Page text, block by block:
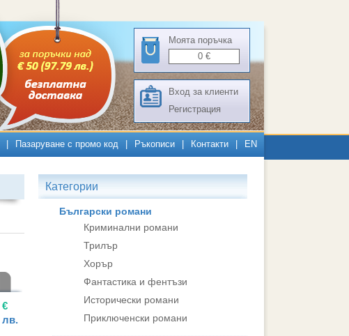
Моята поръчка
0 €
Вход за клиенти
Регистрация
Пазаруване с промо код Ръкописи Контакти EN
€
лв.
Категории
Български романи
Криминални романи
Трилър
Хорър
Фантастика и фентъзи
Исторически романи
Приключенски романи